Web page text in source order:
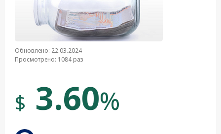
Обновлено: 22.03.2024
Просмотрено: 1084 раз
$ 3.60%